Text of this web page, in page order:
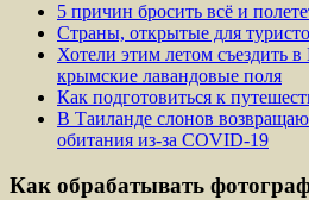
5 причин бросить всё и
Страны, открытые для
Хотели этим летом съездить
крымские лавандовые поля
Как подготовиться к
В Таиланде слонов
обитания из-за COVID-19
Как обрабатывать